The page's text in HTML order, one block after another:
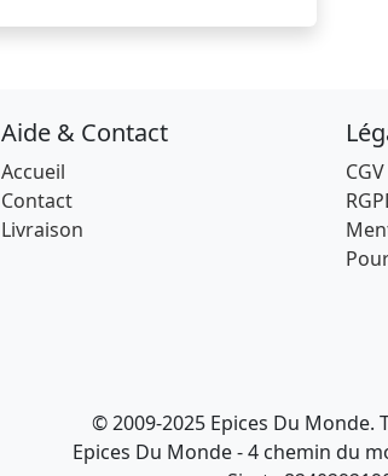
Aide & Contact
Accueil
Contact
Livraison
CGV
© 2009-2025 Epices Du Monde.
Epices Du Monde - 4 chemin du